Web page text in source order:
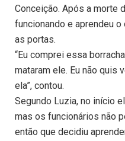
Conceição. Após a morte
funcionando e aprendeu
as portas.
“Eu comprei essa
mataram ele. Eu não quis
ela”, contou.
Segundo Luzia, no início
mas os funcionários não
então que decidiu